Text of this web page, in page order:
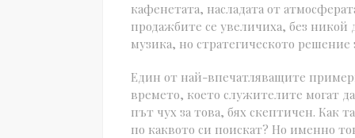
кафенетата, насладата от
продажбите се увеличиха, без никой
музика, но стратегическото решение
Един от най-впечатляващите
времето, което служителите могат
път чух за това, бях скептичен. Как
по каквото си поискат? Но именно